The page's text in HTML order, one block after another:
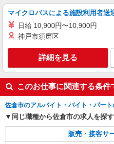
派遣社員
株式会社日本パーソナルビジネス
≪携帯販売｜
時給1700
用へ切替後：月
千葉県佐倉
派遣社員
株式会社日本パーソナルビジネス
楽天モバイル
マイクロバスによる施設利用者送
日給 10,900円〜10,900円
神戸市須磨区
詳細を見る
このお仕事に関連する条件
佐倉市のアルバイト・バイト・パー
同じ職種から佐倉市の求人を探す
販売・接客サ